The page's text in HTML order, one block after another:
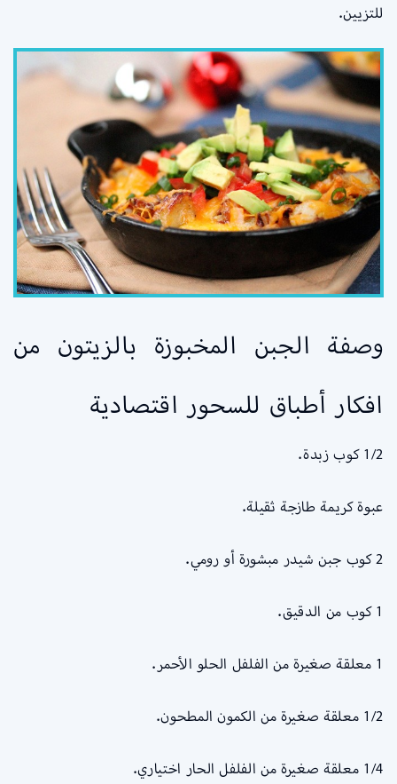
للتزيين.
وصفة الجبن المخبوزة بالزيتون من
افكار أطباق للسحور اقتصادية
1/2 كوب زبدة.
عبوة كريمة طازجة ثقيلة.
2 كوب جبن شيدر مبشورة أو رومي.
1 كوب من الدقيق.
1 معلقة صغيرة من الفلفل الحلو الأحمر.
1/2 معلقة صغيرة من الكمون المطحون.
1/4 معلقة صغيرة من الفلفل الحار اختياري.